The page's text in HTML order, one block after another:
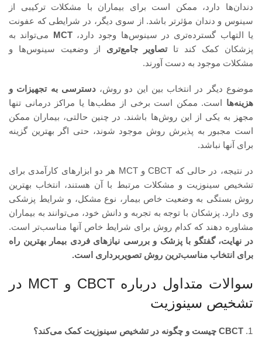
دندان‌ها دارد، ممکن است برای بیماران با مشکلات ترکیبی از
سینوس و دندان مؤثرتر باشد. از سوی دیگر، در شرایطی که عفونت
یا التهاب گسترده‌تری در سینوس‌ها وجود دارد،MCT می‌تواند به
پزشکان کمک کند تاتصاویر جامع‌تری از وضعیت سینوس‌ها و
مشکلات موجود به دست آورند.
موضوع دیگر در انتخاب بین این دو روش،دسترسی به تجهیزات و
هزینه‌ها است. ممکن است برخی از مطب‌ها یا مراکز درمانی تنها
مجهز به یکی از این روش‌ها باشند. در چنین حالتی، بیماران ممکن
است مجبور به پذیرش روش موجود شوند، حتی اگر بهترین گزینه
برای آنها نباشد.
در نتیجه، در حالی که CBCT و MCT هر دو ابزارهای کارآمدی برای
تشخیص سینوزیت و مشکلات مرتبط با آن هستند، انتخاب بهترین
روش بستگی به وضعیت خاص بیمار، نوع مشکل، و شرایط پزشکی
وی دارد. پزشکان با توجه به تجربه و دانش خود، می‌توانند به بیماران
مشاوره دهند که کدام روش برای شرایط خاص آنها مناسب‌تر است.
در نهایت، گفتگو با پزشک و بررسی نیازهای فردی بیمار بهترین راه
برای انتخاب مناسب‌ترین روش تصویربرداری است.
سوالات متداول درباره CBCT و MCT در
تشخیص سینوزیت
CBCT چیست و چگونه در تشخیص سینوزیت کمک می‌کند؟